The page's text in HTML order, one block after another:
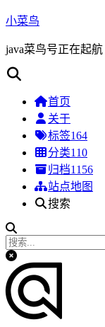
小菜鸟
java菜鸟号正在起航
首页
关于
标签164
分类110
归档1156
站点地图
搜索